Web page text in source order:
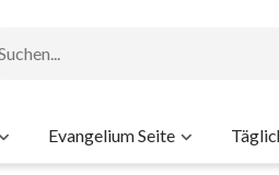
Evangelium Seite